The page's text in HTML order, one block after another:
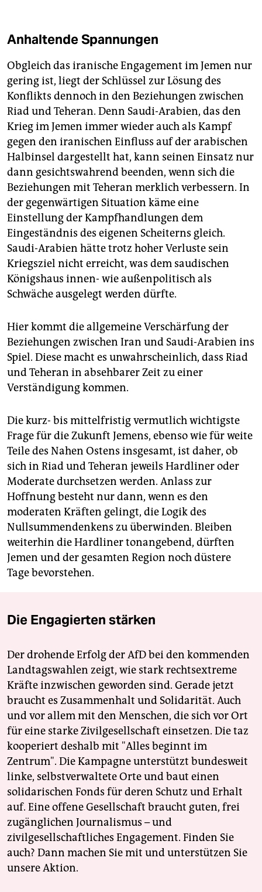
Anhaltende Spannungen
Obgleich das iranische Engagement im Jemen nur
gering ist, liegt der Schlüssel zur Lösung des
Konflikts dennoch in den Beziehungen zwischen
Riad und Teheran. Denn Saudi-Arabien, das den
Krieg im Jemen immer wieder auch als Kampf
gegen den iranischen Einfluss auf der arabischen
Halbinsel dargestellt hat, kann seinen Einsatz nur
dann gesichtswahrend beenden, wenn sich die
Beziehungen mit Teheran merklich verbessern. In
der gegenwärtigen Situation käme eine
Einstellung der Kampfhandlungen dem
Eingeständnis des eigenen Scheiterns gleich.
Saudi-Arabien hätte trotz hoher Verluste sein
Kriegsziel nicht erreicht, was dem saudischen
Königshaus innen- wie außenpolitisch als
Schwäche ausgelegt werden dürfte.
Hier kommt die allgemeine Verschärfung der
Beziehungen zwischen Iran und Saudi-Arabien ins
Spiel. Diese macht es unwahrscheinlich, dass Riad
und Teheran in absehbarer Zeit zu einer
Verständigung kommen.
Die kurz- bis mittelfristig vermutlich wichtigste
Frage für die Zukunft Jemens, ebenso wie für weite
Teile des Nahen Ostens insgesamt, ist daher, ob
sich in Riad und Teheran jeweils Hardliner oder
Moderate durchsetzen werden. Anlass zur
Hoffnung besteht nur dann, wenn es den
moderaten Kräften gelingt, die Logik des
Nullsummendenkens zu überwinden. Bleiben
weiterhin die Hardliner tonangebend, dürften
Jemen und der gesamten Region noch düstere
Tage bevorstehen.
Die Engagierten stärken
Der drohende Erfolg der AfD bei den kommenden
Landtagswahlen zeigt, wie stark rechtsextreme
Kräfte inzwischen geworden sind. Gerade jetzt
braucht es Zusammenhalt und Solidarität. Auch
und vor allem mit den Menschen, die sich vor Ort
für eine starke Zivilgesellschaft einsetzen. Die taz
kooperiert deshalb mit "Alles beginnt im
Zentrum". Die Kampagne unterstützt bundesweit
linke, selbstverwaltete Orte und baut einen
solidarischen Fonds für deren Schutz und Erhalt
auf. Eine offene Gesellschaft braucht guten, frei
zugänglichen Journalismus – und
zivilgesellschaftliches Engagement. Finden Sie
auch? Dann machen Sie mit und unterstützen Sie
unsere Aktion.